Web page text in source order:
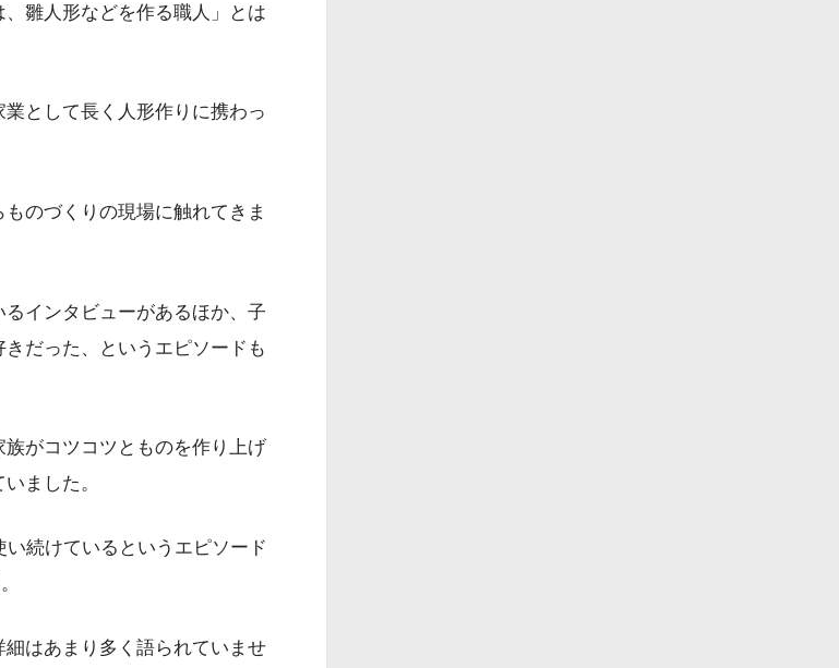
雛人形などを作る職人」とは
として長く人形作りに携わっ
のづくりの現場に触れてきま
インタビューがあるほか、子
だった、というエピソードも
族がコツコツとものを作り上げ
ました。
続けているというエピソード
はあまり多く語られていませ